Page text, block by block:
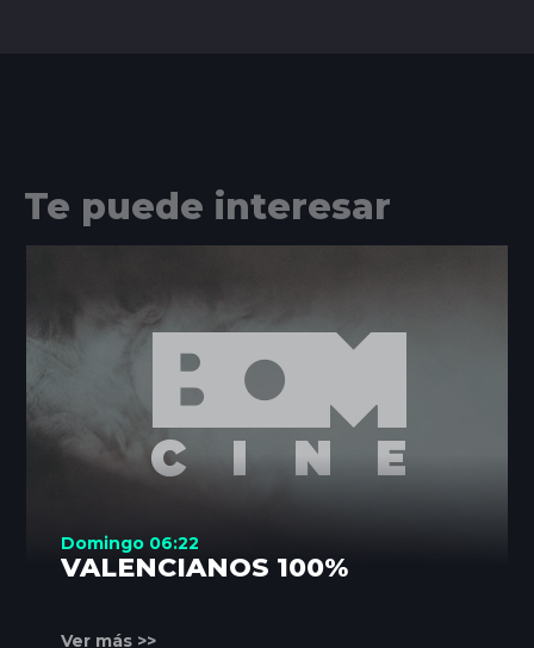
Te puede interesar
Domingo 06:22
VALENCIANOS 100%
Ver más >>